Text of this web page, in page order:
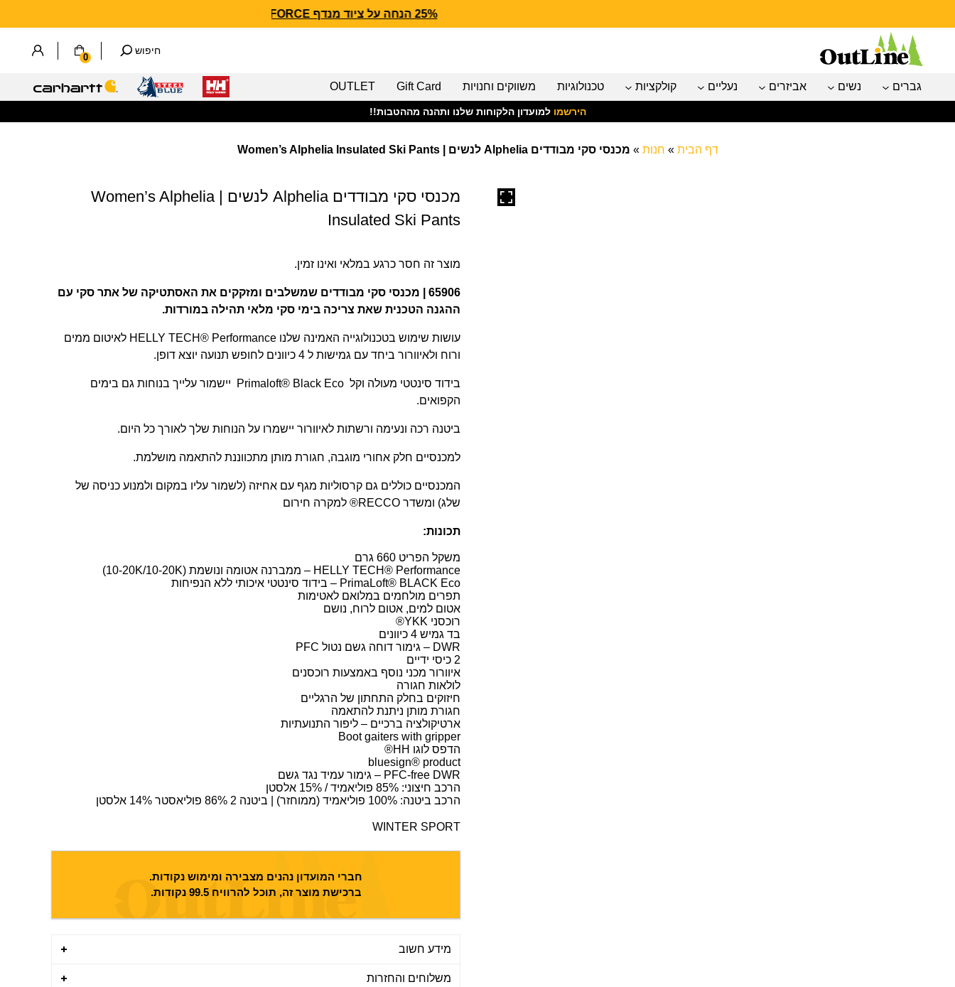
25% הנחה על ציוד מנדף CARHARTT FORCE
חיפוש
0
גברים נשים אביזרים נעליים קולקציות טכנולוגיות משווקים וחנויות Gift Card
OUTLET
הירשמו למועדון הלקוחות שלנו ותהנה מההטבות!!
דף הבית » חנות » מכנסי סקי מבודדים Alphelia לנשים | Women’s Alphelia Insulated Ski Pants
מכנסי סקי מבודדים Alphelia לנשים | Women’s Alphelia
Insulated Ski Pants
מוצר זה חסר כרגע במלאי ואינו זמין.
65906 | מכנסי סקי מבודדים שמשלבים ומזקקים את האסתטיקה של אתר סקי עם
ההגנה הטכנית שאת צריכה בימי סקי מלאי תהילה במורדות.
עושות שימוש בטכנולוגייה האמינה שלנו HELLY TECH® Performance לאיטום ממים
ורוח ולאיוורור ביחד עם גמישות ל 4 כיוונים לחופש תנועה יוצא דופן.
בידוד סינטטי מעולה וקל Primaloft® Black Eco יישמור עלייך בנוחות גם בימים
הקפואים.
ביטנה רכה ונעימה ורשתות לאיוורור יישמרו על הנוחות שלך לאורך כל היום.
למכנסיים חלק אחורי מוגבה, חגורת מותן מתכווננת להתאמה מושלמת.
המכנסיים כוללים גם קרסוליות מגף עם אחיזה (לשמור עליו במקום ולמנוע כניסה של
שלג) ומשדר RECCO® למקרה חירום
תכונות:
משקל הפריט 660 גרם
HELLY TECH® Performance – ממברנה אטומה ונושמת (10-20K/10-20K)
PrimaLoft® BLACK Eco – בידוד סינטטי איכותי ללא הנפיחות
תפרים מולחמים במלואם לאטימות
אטום למים, אטום לרוח, נושם
רוכסני YKK®
בד גמיש 4 כיוונים
DWR – גימור דוחה גשם נטול PFC
2 כיסי ידיים
איוורור מכני נוסף באמצעות רוכסנים
לולאות חגורה
חיזוקים בחלק התחתון של הרגליים
חגורת מותן ניתנת להתאמה
ארטיקולציה ברכיים – ליפור התנועתיות
Boot gaiters with gripper
הדפס לוגו HH®
bluesign® product
PFC-free DWR – גימור עמיד נגד גשם
הרכב חיצוני: 85% פוליאמיד / 15% אלסטן
הרכב ביטנה: 100% פוליאמיד (ממוחזר) | ביטנה 2 86% פוליאסטר 14% אלסטן
WINTER SPORT
חברי המועדון נהנים מצבירה ומימוש נקודות.
ברכישת מוצר זה, תוכל להרוויח99.5 נקודות.
מידע חשוב
משלוחים והחזרות